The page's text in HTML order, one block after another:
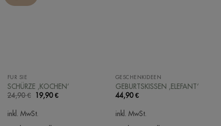
FÜR SIE
SCHÜRZE ‚KOCHEN‘
24,90€ Ursprünglicher
Preis
24,90 €
19,90€Aktueller
inkl. MwSt.
GESCHENKIDEEN
GEBURTSKISSEN ‚ELEFANT‘
44,90€
inkl. MwSt.